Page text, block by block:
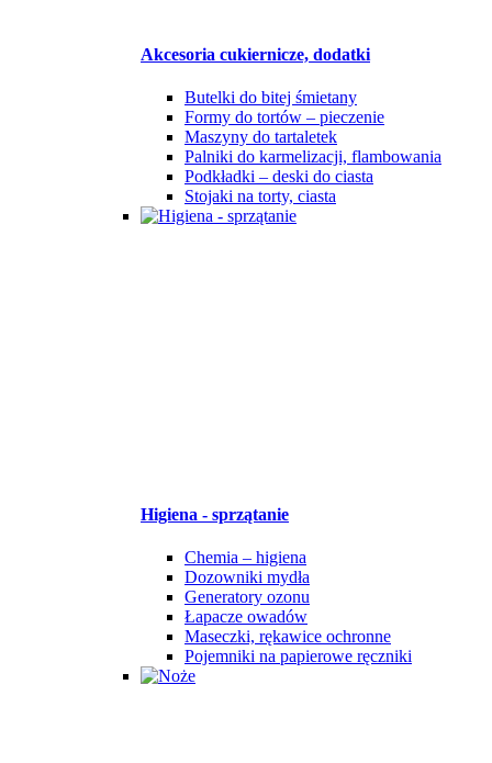
Akcesoria cukiernicze, dodatki
Butelki do bitej śmietany
Formy do tortów – pieczenie
Maszyny do tartaletek
Palniki do karmelizacji, flambowania
Podkładki – deski do ciasta
Stojaki na torty, ciasta
Higiena - sprzątanie
Chemia – higiena
Dozowniki mydła
Generatory ozonu
Łapacze owadów
Maseczki, rękawice ochronne
Pojemniki na papierowe ręczniki